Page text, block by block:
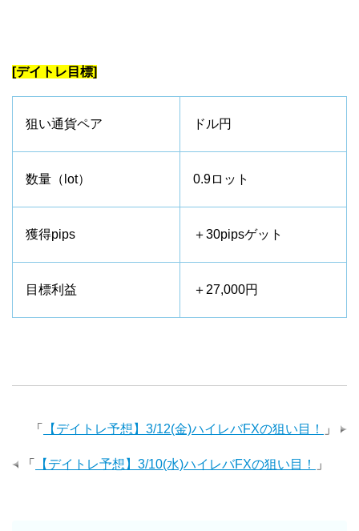
[デイトレ目標]
狙い通貨ペア ドル円
数量（lot） 0.9ロット
獲得pips ＋30pipsゲット
目標利益 ＋27,000円
「 【デイトレ予想】3/12(金)ハイレバFXの狙い目！ 」
「 【デイトレ予想】3/10(水)ハイレバFXの狙い目！ 」